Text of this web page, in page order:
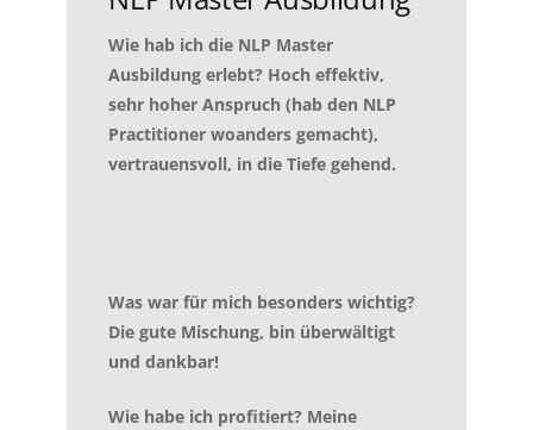
Wie hab ich die NLP Master
Ausbildung erlebt? Hoch effektiv,
sehr hoher Anspruch (hab den NLP
Practitioner woanders gemacht),
vertrauensvoll, in die Tiefe gehend.
Was war für mich besonders wichtig?
Die gute Mischung, bin überwältigt
und dankbar!
Wie habe ich profitiert? Meine